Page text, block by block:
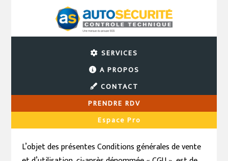
SERVICES
A PROPOS
CONTACT
PRENDRE RDV
Espace Pro
Bonjour tout le monde !
Objet des conditions générales de
vente et d’utilisation
L’objet des présentes Conditions générales de vente